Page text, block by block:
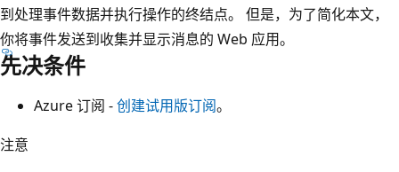
到处理事件数据并执行操作的终结点。 但是，为了简化本文，
你将事件发送到收集并显示消息的 Web 应用。
先决条件
Azure 订阅 -创建试用版订阅。
注意